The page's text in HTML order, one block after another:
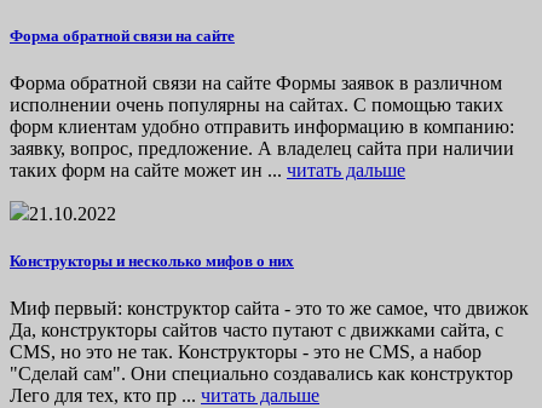
Форма обратной связи на сайте
Форма обратной связи на сайте Формы заявок в различном
исполнении очень популярны на сайтах. С помощью таких
форм клиентам удобно отправить информацию в компанию:
заявку, вопрос, предложение. А владелец сайта при наличии
таких форм на сайте может ин ... читать дальше
21.10.2022
Конструкторы и несколько мифов о них
Миф первый: конструктор сайта - это то же самое, что движок
Да, конструкторы сайтов часто путают с движками сайта, с
CMS, но это не так. Конструкторы - это не CMS, а набор
"Сделай сам". Они специально создавались как конструктор
Лего для тех, кто пр ... читать дальше